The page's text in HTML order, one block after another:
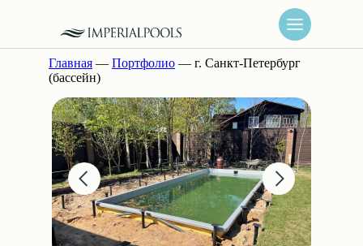
Главная — Портфолио — г. Санкт-Петербург
(бассейн)